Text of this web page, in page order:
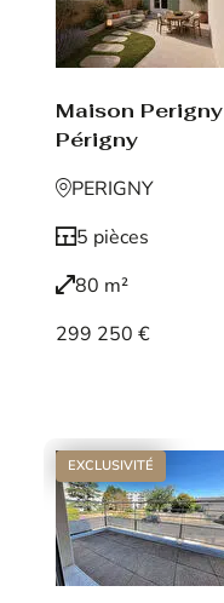
Maison Perigny
Périgny
PERIGNY
5 pièces
80 m²
299 250 €
EXCLUSIVITÉ